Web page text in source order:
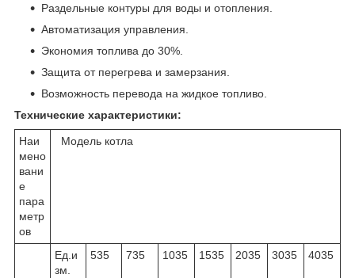
Раздельные контуры для воды и отопления.
Автоматизация управления.
Экономия топлива до 30%.
Защита от перегрева и замерзания.
Возможность перевода на жидкое топливо.
Технические характеристики:
Наи
мено
вани
е
пара
метр
ов
Модель котла
Ед.и
зм.
535 735 1035 1535 2035 3035 4035